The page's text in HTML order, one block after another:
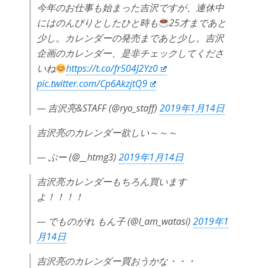
今年のお仕事も始まった吉沢ですが、連休中
にはのんびりとしたひと時も
25才まであと
少し。カレンダーの発売まであと少し。吉沢
企画のカレンダー、是非チェックしてくださ
いね
https://t.co/fr504J2Yz0
pic.twitter.com/Cp6AkzjtQ9
— 吉沢亮&STAFF (@ryo_staff) 2019年1月14日
吉沢亮のカレンダー欲しい～～～
— ぷー (@__htmg3) 2019年1月14日
吉沢亮カレンダーもちろん買います
よ！！！！
— でものがれ もん子 (@I_am_watasi) 2019年1
月14日
吉沢亮のカレンダー買おうかな・・・